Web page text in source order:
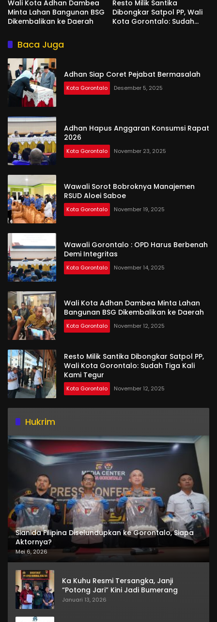
Wali Kota Adhan Dambea
Minta Lahan Bangunan BSG
Dikembalikan ke Daerah
Resto Milik Santika
Dibongkar Satpol PP, Wali
Kota Gorontalo: Sudah
Baca Juga
Adhan Siap Coret Pejabat Bermasalah
Kota Gorontalo Desember 5, 2025
Adhan Hapus Anggaran Konsumsi Rapat
2026
Kota Gorontalo November 23, 2025
Wawali Sorot Bobroknya Manajemen
RSUD Aloei Saboe
Kota Gorontalo November 19, 2025
Wawali Gorontalo : OPD Harus Berbenah
Demi Integritas
Kota Gorontalo November 14, 2025
Wali Kota Adhan Dambea Minta Lahan
Bangunan BSG Dikembalikan ke Daerah
Kota Gorontalo November 12, 2025
Resto Milik Santika Dibongkar Satpol PP,
Wali Kota Gorontalo: Sudah Tiga Kali
Kami Tegur
Kota Gorontalo November 12, 2025
Hukrim
Sianida Filipina Diselundupkan ke Gorontalo, Siapa
Aktornya?
Mei 6, 2026
Ka Kuhu Resmi Tersangka, Janji
“Potong Jari” Kini Jadi Bumerang
Januari 13, 2026